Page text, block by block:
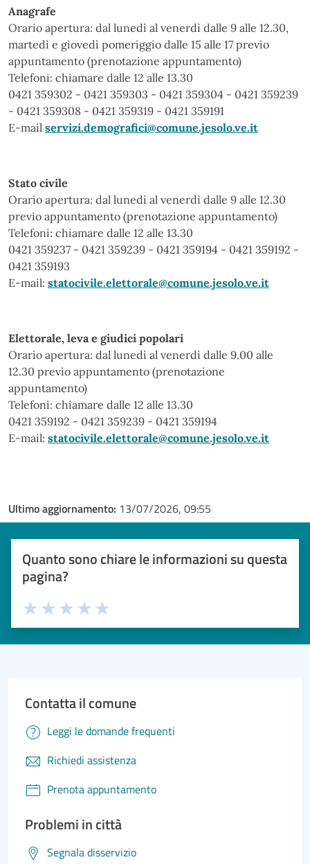
Anagrafe
Orario apertura: dal lunedì al venerdì dalle 9 alle 12.30,
martedì e giovedì pomeriggio dalle 15 alle 17 previo
appuntamento (prenotazione appuntamento)
Telefoni: chiamare dalle 12 alle 13.30
0421 359302 - 0421 359303 - 0421 359304 - 0421 359239
- 0421 359308 - 0421 359319 - 0421 359191
E-mail servizi.demografici@comune.jesolo.ve.it
Stato civile
Orario apertura: dal lunedì al venerdì dalle 9 alle 12.30
previo appuntamento (prenotazione appuntamento)
Telefoni: chiamare dalle 12 alle 13.30
0421 359237 - 0421 359239 - 0421 359194 - 0421 359192 -
0421 359193
E-mail: statocivile.elettorale@comune.jesolo.ve.it
Elettorale, leva e giudici popolari
Orario apertura: dal lunedì al venerdì dalle 9.00 alle
12.30 previo appuntamento (prenotazione
appuntamento)
Telefoni: chiamare dalle 12 alle 13.30
0421 359192 - 0421 359239 - 0421 359194
E-mail: statocivile.elettorale@comune.jesolo.ve.it
Ultimo aggiornamento: 13/07/2026, 09:55
Quanto sono chiare le informazioni su questa
pagina?
Valuta 5 stelle su 5
Valuta 4 stelle su 5
Valuta 3 stelle su 5
Valuta 2 stelle su 5
Valuta 1 stelle su 5
Contatta il comune
Leggi le domande frequenti
Richiedi assistenza
Prenota appuntamento
Problemi in città
Segnala disservizio